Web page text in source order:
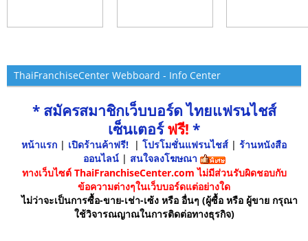
ThaiFranchiseCenter Webboard - Info Center
* สมัครสมาชิกเว็บบอร์ด ไทยแฟรนไชส์
เซ็นเตอร์ฟรี! *
หน้าแรก | เปิดร้านค้าฟรี! | โปรโมชั่นแฟรนไชส์ | ร้านหนังสือ
ออนไลน์ | สนใจลงโฆษณา
ทางเว็บไซต์ ThaiFranchiseCenter.com ไม่มีส่วนรับผิดชอบกับ
ข้อความต่างๆในเว็บบอร์ดแต่อย่างใด
ไม่ว่าจะเป็นการซื้อ-ขาย-เช่า-เซ้ง หรือ อื่นๆ (ผู้ซื้อ หรือ ผู้ขาย กรุณา
ใช้วิจารณญาณในการติดต่อทางธุรกิจ)